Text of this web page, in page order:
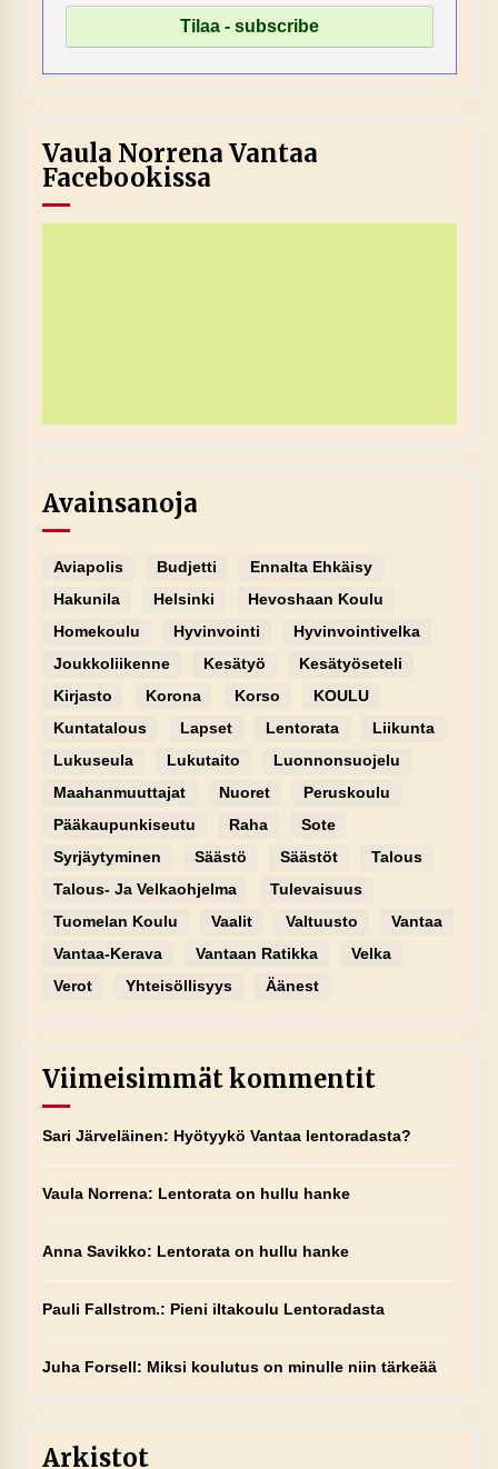
Vaula Norrena Vantaa
Facebookissa
Avainsanoja
Aviapolis Budjetti
Ennalta Ehkäisy
Hakunila
Helsinki
Hevoshaan Koulu
Homekoulu
Hyvinvointi
Hyvinvointivelka
Joukkoliikenne
Kesätyö
Kesätyöseteli
Kirjasto
Korona Korso
KOULU
Kuntatalous
Lapset Lentorata
Liikunta
Lukuseula
Lukutaito
Luonnonsuojelu
Maahanmuuttajat
Nuoret
Peruskoulu
Pääkaupunkiseutu
Raha
Sote
Syrjäytyminen
Säästö Säästöt
Talous
Talous- Ja Velkaohjelma
Tulevaisuus
Tuomelan Koulu
Vaalit Valtuusto
Vantaa
Vantaa-Kerava
Vantaan Ratikka
Velka
Verot
Yhteisöllisyys Äänest
Viimeisimmät kommentit
Sari Järveläinen: Hyötyykö Vantaa lentoradasta?
Vaula Norrena: Lentorata on hullu hanke
Anna Savikko: Lentorata on hullu hanke
Pauli Fallstrom.: Pieni iltakoulu Lentoradasta
Juha Forsell: Miksi koulutus on minulle niin tärkeää
Arkistot